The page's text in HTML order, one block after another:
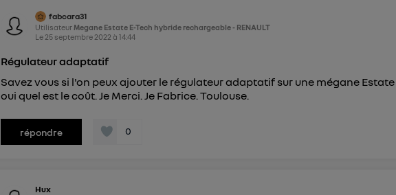
fabcara31
Utilisateur Megane Estate E-Tech hybride rechargeable - RENAULT
Le 25 septembre 2022 à14:44
Régulateur adaptatif
Savez vous si l'on peux ajouter le régulateur adaptatif sur une mégane
oui quel est le coût. Je Merci. Je Fabrice. Toulouse.
répondre 0
Hux